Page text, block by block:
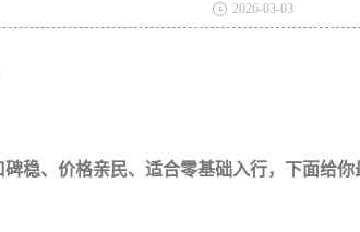
2026-03-03
碑稳、价格亲民、适合零基础入行，下面给